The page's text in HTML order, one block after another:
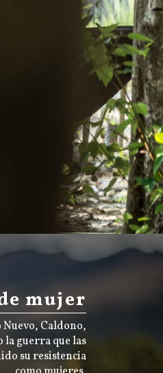
mujer
Nuevo, Caldono,
la guerra que las
su resistencia